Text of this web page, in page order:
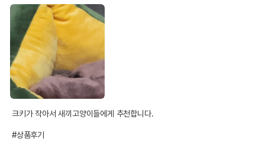
크키가 작아서 새끼고양이들에게 추천합니다.
#상품후기